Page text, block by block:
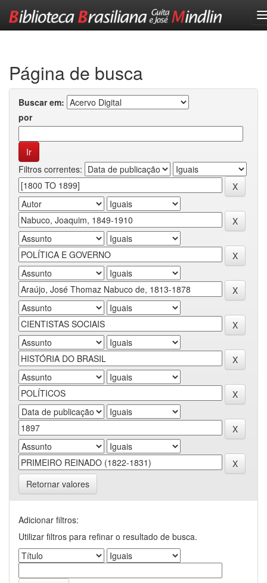
Página de busca
Buscar em:
por
Filtros correntes:
Retornar valores
Adicionar filtros:
Utilizar filtros para refinar o resultado de busca.